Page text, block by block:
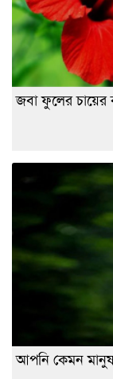
জবা ফুলের
আপনি কেমন